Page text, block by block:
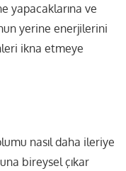
yapacaklarına ve
yerine enerjilerini
ikna etmeye
nasıl daha ileriye
bireysel çıkar